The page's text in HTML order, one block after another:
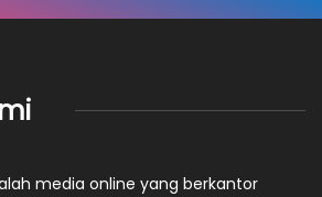
media online yang berkantor